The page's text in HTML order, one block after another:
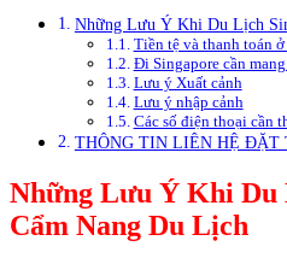
Những Lưu Ý Khi Du Lịch
Tiền tệ và thanh toán
Đi Singapore cần
Lưu ý Xuất cảnh
Lưu ý nhập cảnh
Các số điện thoại cần
THÔNG TIN LIÊN HỆ ĐẶT
Những Lưu Ý Khi Du
Cẩm Nang Du Lịch